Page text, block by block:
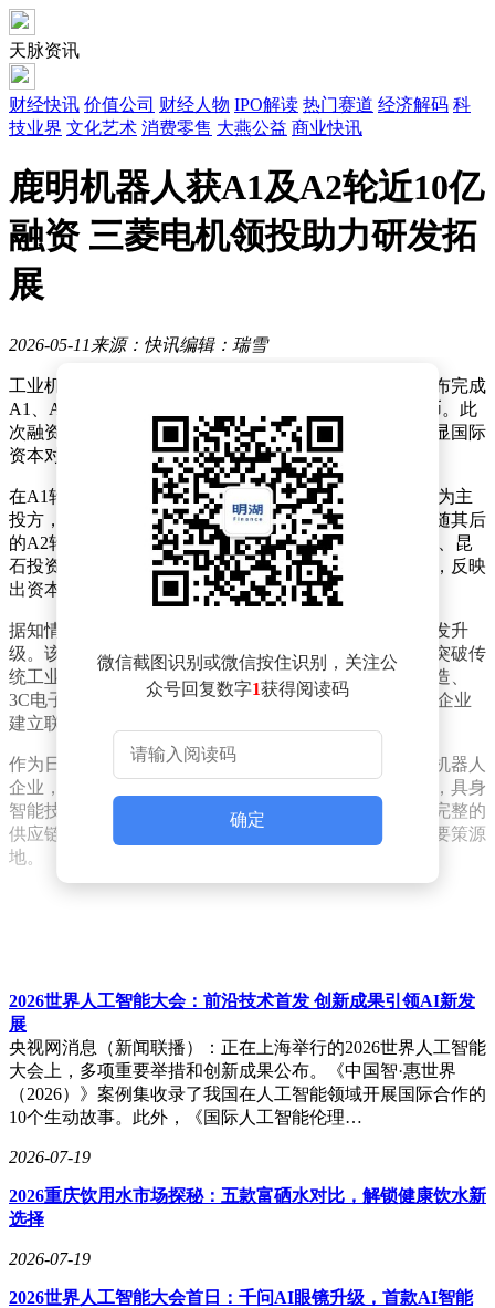
天脉资讯
财经快讯 价值公司 财经人物 IPO解读 热门赛道 经济解码 科
技业界 文化艺术 消费零售 大燕公益 商业快讯
鹿明机器人获A1及A2轮近10亿
融资 三菱电机领投助力研发拓
展
2026-05-11 来源：快讯编辑：瑞雪
工业机器人领域迎来重要融资动态，鹿明机器人近日宣布完成
A1、A2两轮战略融资，累计融资金额突破10亿元人民币。此
次融资由智能制造领域头部企业三菱电机连续领投，彰显国际
资本对中国机器人产业的高度关注。
在A1轮融资中，三菱电机智能制造科技（中国）集团作为主
投方，联合普华资本、吴中金控等老股东超额跟投。紧随其后
的A2轮融资继续由三菱电机领衔，恒生电子、海高集团、昆
石投资等机构加入投资阵营。两轮融资间隔不足三个月，反映
出资本市场对具身智能技术路线的强烈信心。
据知情人士透露，本轮资金将重点投入具身大模型的研发升
级。该模型通过融合多模态感知与运动控制技术，旨在突破传
统工业机器人的场景适应性瓶颈。公司同步推进汽车制造、
3C电子、物流仓储等领域的商业化落地，已与多家头部企业
建立联合实验室。
作为日本工业自动化巨头，三菱电机此次连续加注中国机器人
企业，凸显其深化本土化战略的决心。行业分析师指出，具身
智能技术正在重塑全球工业机器人竞争格局，中国凭借完整的
供应链体系和庞大的应用市场，已成为该领域创新的重要策源
地。
微信截图识别或微信按住识别，关注公
众号回复数字1获得阅读码
确定
2026世界人工智能大会：前沿技术首发 创新成果引领AI新发
展
央视网消息（新闻联播）：正在上海举行的2026世界人工智能
大会上，多项重要举措和创新成果公布。《中国智·惠世界
（2026）》案例集收录了我国在人工智能领域开展国际合作的
10个生动故事。此外，《国际人工智能伦理…
2026-07-19
2026重庆饮用水市场探秘：五款富硒水对比，解锁健康饮水新
选择
2026-07-19
2026世界人工智能大会首日：千问AI眼镜升级，首款AI智能